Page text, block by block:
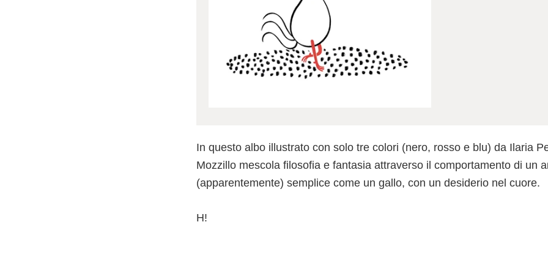
In questo albo illustrato con solo tre colori (nero, rosso e blu) da Ilaria
Mozzillo mescola filosofia e fantasia attraverso il comportamento di un
(apparentemente) semplice come un gallo, con un desiderio nel cuore.
H!